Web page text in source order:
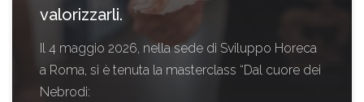
valorizzarli.
Il 4 maggio 2026, nella sede di Sviluppo Horeca
a Roma, si è tenuta la masterclass “Dal cuore dei
Nebrodi: